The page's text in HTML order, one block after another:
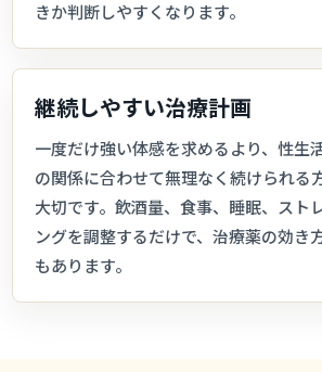
きか判断しやすくなります。
継続しやすい治療計画
一度だけ強い体感を求めるより、性生
の関係に合わせて無理なく続けられる
大切です。飲酒量、食事、睡眠、スト
ングを調整するだけで、治療薬の効き
もあります。